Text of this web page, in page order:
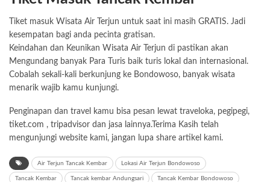
Tiket masuk Wisata Air Terjun untuk saat ini masih GRATIS. Jadi
kesempatan bagi anda pecinta gratisan.
Keindahan dan Keunikan Wisata Air Terjun di pastikan akan
Mengundang banyak Para Turis baik turis lokal dan internasional.
Cobalah sekali-kali berkunjung ke Bondowoso, banyak wisata
menarik wajib kamu kunjungi.
Penginapan dan travel kamu bisa pesan lewat traveloka, pegipegi,
tiket.com , tripadvisor dan jasa lainnya.Terima Kasih telah
mengunjungi website kami, jangan lupa share artikel kami.
Air Terjun Tancak Kembar Lokasi Air Terjun Bondowoso
Tancak Kembar Tancak kembar Andungsari Tancak Kembar Bondowoso